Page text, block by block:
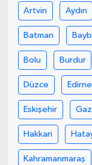
Artvin Aydın
Batman
Bolu Burdur
Düzce Edirne
Eskişehir
Hakkari
Kahramanmaraş
Akhisar
Ülke
Etiketler